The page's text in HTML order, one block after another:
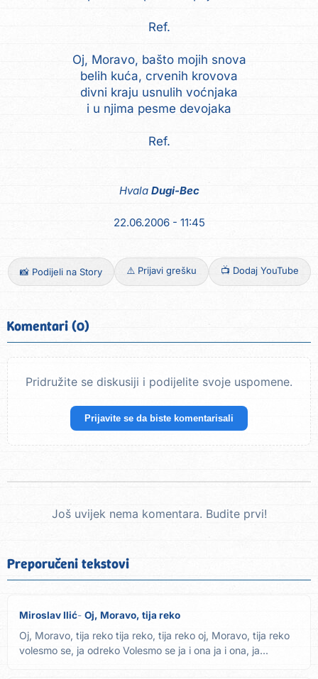
Ref.
Oj, Moravo, bašto mojih snova
belih kuća, crvenih krovova
divni kraju usnulih voćnjaka
i u njima pesme devojaka
Hvala Dugi-Bec
22.06.2006 - 11:45
📸 Podijeli na Story ⚠️ Prijavi grešku 📺 Dodaj YouTube
Komentari (0)
Pridružite se diskusiji i podijelite svoje uspomene.
Prijavite se da biste komentarisali
Još uvijek nema komentara. Budite prvi!
Preporučeni tekstovi
Miroslav Ilić Oj, Moravo, tija reko
Oj, Moravo, tija reko tija reko, tija reko oj, Moravo, tija reko
volesmo se, ja odreko Volesmo se ja i ona ja i ona, ja...